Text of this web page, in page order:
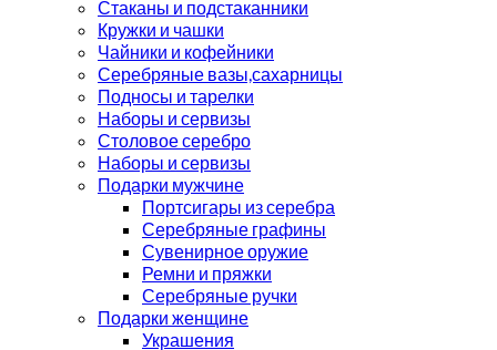
Стаканы и подстаканники
Кружки и чашки
Чайники и кофейники
Серебряные вазы,сахарницы
Подносы и тарелки
Наборы и сервизы
Столовое серебро
Наборы и сервизы
Подарки мужчине
Портсигары из серебра
Серебряные графины
Сувенирное оружие
Ремни и пряжки
Серебряные ручки
Подарки женщине
Украшения